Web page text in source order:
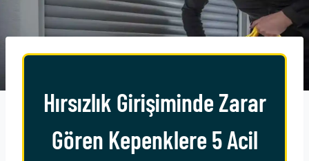
Hırsızlık Girişiminde Zarar
Gören Kepenklere 5 Acil